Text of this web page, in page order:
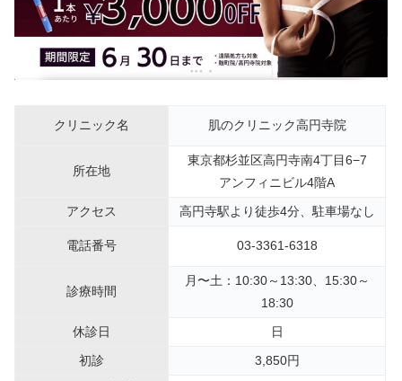
クリニック名 肌のクリニック高円寺院
所在地
東京都杉並区高円寺南4丁目6−7
アンフィニビル4階A
アクセス
高円寺駅より徒歩4分、駐車場なし
電話番号 03-3361-6318
診療時間
月〜土：10:30～13:30、15:30～
18:30
休診日
日
初診
3,850円